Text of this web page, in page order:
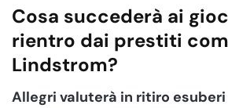
Cosa succederà ai
rientro dai prestiti
Lindstrom?
Allegri valuterà in ritiro